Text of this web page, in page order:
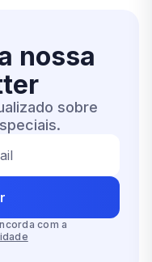
nossa
sobre
com a